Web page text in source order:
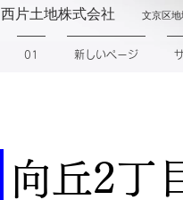
文京区
西片土地株式会社
01 新しいページ
向丘2丁